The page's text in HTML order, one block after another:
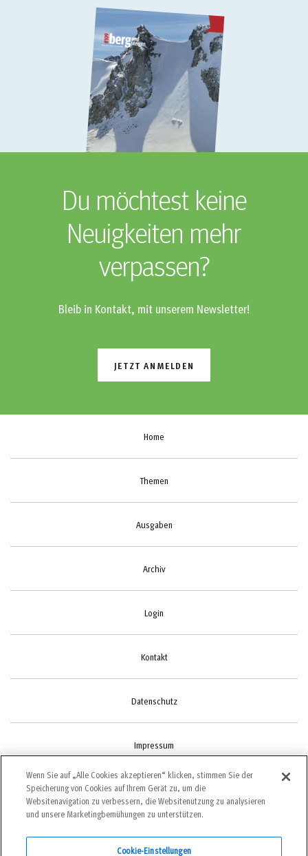
Du möchtest keine
Neuigkeiten mehr
verpassen?
Bleib in Kontakt, mit unserem Newsletter!
JETZT ANMELDEN
Home
Themen
Ausgaben
Archiv
Login
Kontakt
Datenschutz
Impressum
Cookie-Einstellungen
Wenn Sie auf „Alle Cookies akzeptieren“ klicken, stimmen Sie der
Speicherung von Cookies auf Ihrem Gerät zu, um die
Websitenavigation zu verbessern, die Websitenutzung zu analysieren
und unsere Marketingbemühungen zu unterstützen.
Cookie-Einstellungen